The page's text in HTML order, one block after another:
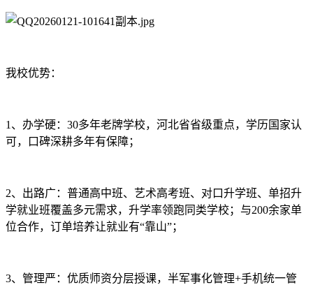
我校优势：
1、办学硬：30多年老牌学校，河北省省级重点，学历国家认
可，口碑深耕多年有保障；
2、出路广：普通高中班、艺术高考班、对口升学班、单招升
学就业班覆盖多元需求，升学率领跑同类学校；与200余家单
位合作，订单培养让就业有“靠山”；
3、管理严：优质师资分层授课，半军事化管理+手机统一管